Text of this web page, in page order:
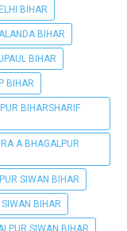
BIHAR
BIHAR
BIHAR
BIHAR
BIHARSHARIF
A BHAGALPUR
SIWAN BIHAR
BIHAR